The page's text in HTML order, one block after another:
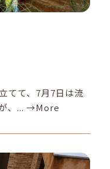
てて、7月7日は流
、...→More